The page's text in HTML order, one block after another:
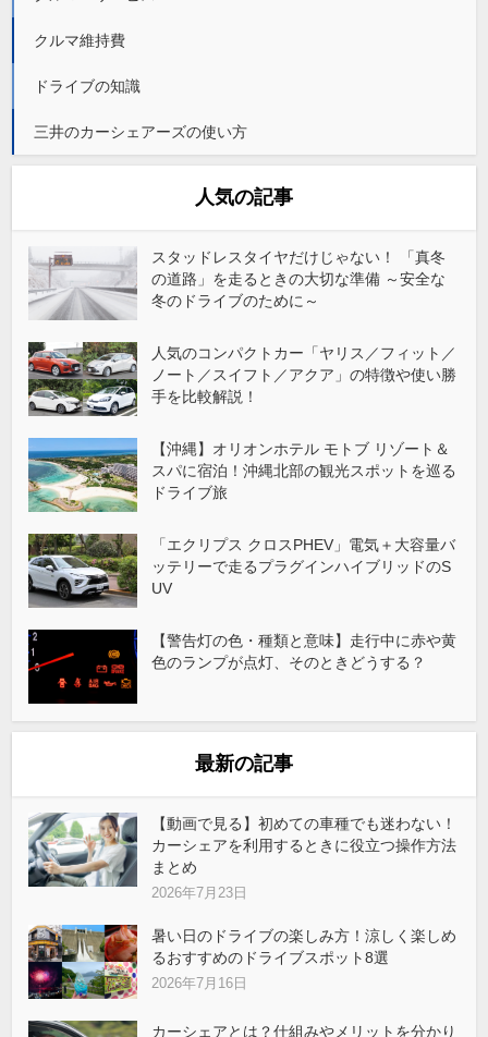
クルマ維持費
ドライブの知識
三井のカーシェアーズの使い方
人気の記事
スタッドレスタイヤだけじゃない！ 「真冬
の道路」を走るときの大切な準備 ～安全な
冬のドライブのために～
人気のコンパクトカー「ヤリス／フィット／
ノート／スイフト／アクア」の特徴や使い勝
手を比較解説！
【沖縄】オリオンホテル モトブ リゾート＆
スパに宿泊！沖縄北部の観光スポットを巡る
ドライブ旅
「エクリプス クロスPHEV」電気＋大容量バ
ッテリーで走るプラグインハイブリッドのS
UV
【警告灯の色・種類と意味】走行中に赤や黄
色のランプが点灯、そのときどうする？
最新の記事
【動画で見る】初めての車種でも迷わない！
カーシェアを利用するときに役立つ操作方法
まとめ
2026年7月23日
暑い日のドライブの楽しみ方！涼しく楽しめ
るおすすめのドライブスポット8選
2026年7月16日
カーシェアとは？仕組みやメリットを分かり